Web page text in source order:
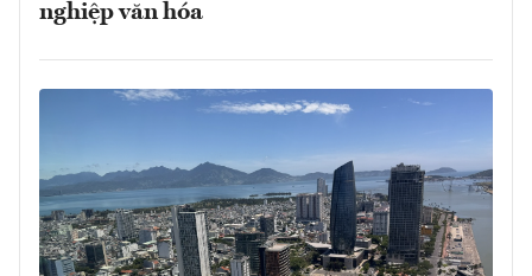
nghiệp văn hóa